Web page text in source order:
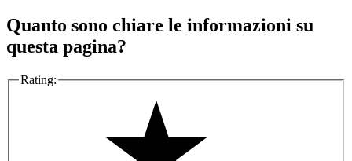
Quanto sono chiare le informazioni su
questa pagina?
Rating: